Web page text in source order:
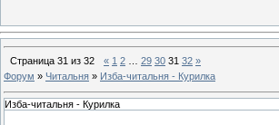
Страница 31 из 32 « 1 2 29 30 31 32 »
Форум » Читальня » Изба-читальня - Курилка
Изба-читальня - Курилка